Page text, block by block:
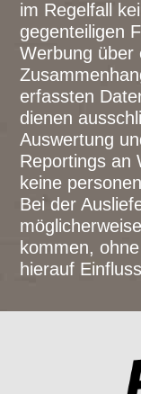
im Regelfall
gegenteiligen
Werbung über
erfassten
dienen
Auswertung
Reportings an
keine
Bei der
kommen,
hierauf